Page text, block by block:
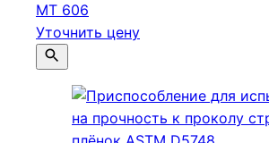
МТ 606
Уточнить цену